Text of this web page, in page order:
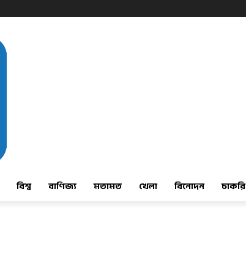
বিশ্ব বাণিজ্য মতামত খেলা বিনোদন চাকরি